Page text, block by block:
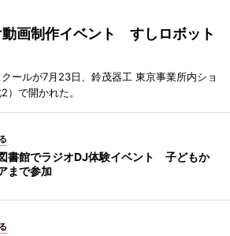
画制作イベント すしロボット
ールが7月23日、鈴茂器工 東京事業所内ショ
）で開かれた。
書館でラジオDJ体験イベント 子どもか
まで参加